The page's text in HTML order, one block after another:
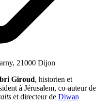
21000 Dijon
Giroud, historien et
à Jérusalem, co-auteur de
et directeur de Diwan